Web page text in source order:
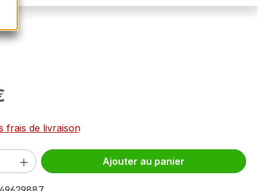
frais de livraison
produit : Entrez la quantité
Ajouter au panier